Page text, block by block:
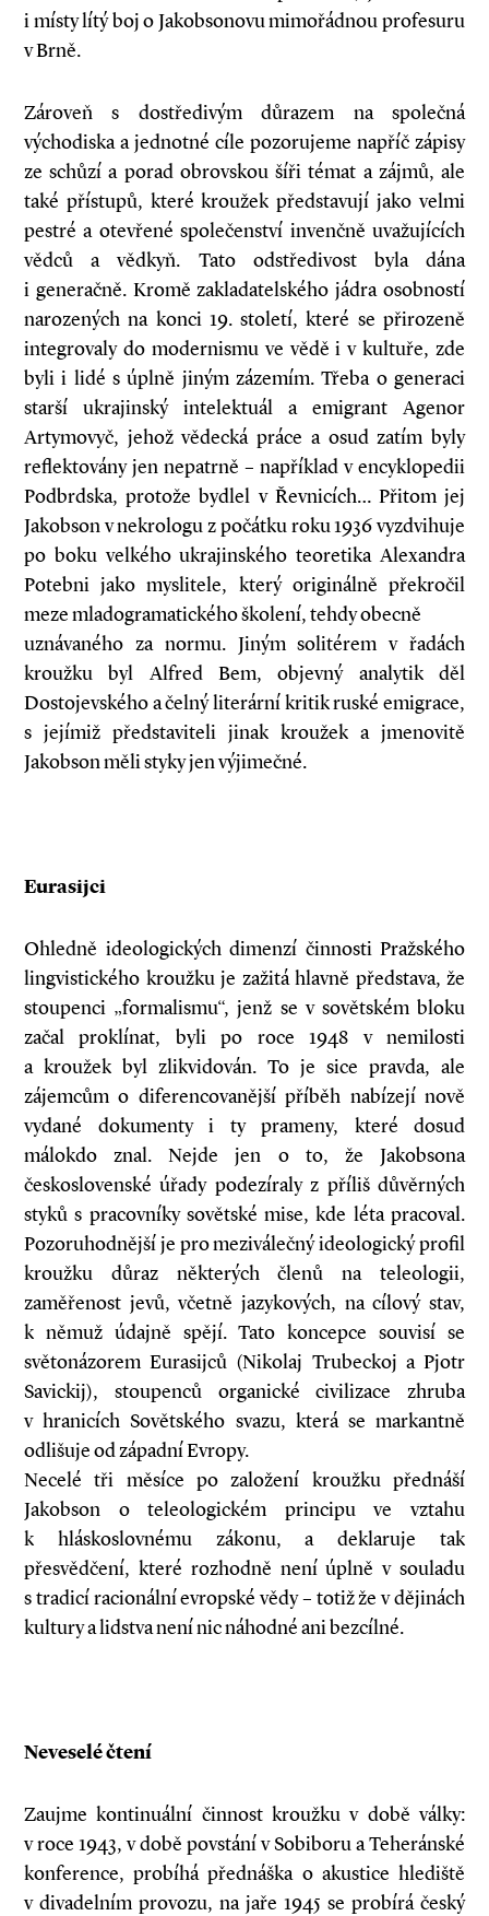
i místy lítý boj o Jakobsonovu mimořádnou profesuru
v Brně.
Zároveň s dostředivým důrazem na společná
východiska a jednotné cíle pozorujeme napříč zápisy
ze schůzí a porad obrovskou šíři témat a zájmů, ale
také přístupů, které kroužek představují jako velmi
pestré a otevřené společenství invenčně uvažujících
vědců a vědkyň. Tato odstředivost byla dána
i generačně. Kromě zakladatelského jádra osobností
narozených na konci 19. století, které se přirozeně
integrovaly do modernismu ve vědě i v kultuře, zde
byli i lidé s úplně jiným zázemím. Třeba o generaci
starší ukrajinský intelektuál a emigrant Agenor
Artymovyč, jehož vědecká práce a osud zatím byly
reflektovány jen nepatrně – například v encyklopedii
Podbrdska, protože bydlel v Řevnicích… Přitom jej
Jakobson v nekrologu z počátku roku 1936 vyzdvihuje
po boku velkého ukrajinského teoretika Alexandra
Potebni jako myslitele, který originálně překročil
meze mladogramatického školení, tehdy obecně
uznávaného za normu. Jiným solitérem v řadách
kroužku byl Alfred Bem, objevný analytik děl
Dostojevského a čelný literární kritik ruské emigrace,
s jejímiž představiteli jinak kroužek a jmenovitě
Jakobson měli styky jen výjimečné.
Eurasijci
Ohledně ideologických dimenzí činnosti Pražského
lingvistického kroužku je zažitá hlavně představa, že
stoupenci „formalismu“, jenž se v sovětském bloku
začal proklínat, byli po roce 1948 v nemilosti
a kroužek byl zlikvidován. To je sice pravda, ale
zájemcům o diferencovanější příběh nabízejí nově
vydané dokumenty i ty prameny, které dosud
málokdo znal. Nejde jen o to, že Jakobsona
československé úřady podezíraly z příliš důvěrných
styků s pracovníky sovětské mise, kde léta pracoval.
Pozoruhodnější je pro meziválečný ideologický profil
kroužku důraz některých členů na teleologii,
zaměřenost jevů, včetně jazykových, na cílový stav,
k němuž údajně spějí. Tato koncepce souvisí se
světonázorem Eurasijců (Nikolaj Trubeckoj a Pjotr
Savickij), stoupenců organické civilizace zhruba
v hranicích Sovětského svazu, která se markantně
odlišuje od západní Evropy.
Necelé tři měsíce po založení kroužku přednáší
Jakobson o teleologickém principu ve vztahu
k hláskoslovnému zákonu, a deklaruje tak
přesvědčení, které rozhodně není úplně v souladu
s tradicí racionální evropské vědy – totiž že v dějinách
kultury a lidstva není nic náhodné ani bezcílné.
Neveselé čtení
Zaujme kontinuální činnost kroužku v době války:
v roce 1943, v době povstání v Sobiboru a Teheránské
konference, probíhá přednáška o akustice hlediště
v divadelním provozu, na jaře 1945 se probírá český